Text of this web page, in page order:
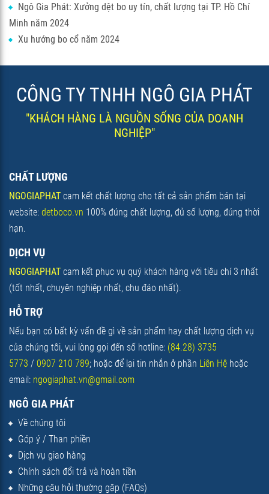
Ngô Gia Phát: Xưởng dệt bo uy tín, chất lượng tại TP. Hồ Chí
Minh năm 2024
Xu hướng bo cổ năm 2024
CÔNG TY TNHH NGÔ GIA PHÁT
"KHÁCH HÀNG LÀ NGUỒN SỐNG CỦA DOANH
NGHIỆP"
CHẤT LƯỢNG
NGOGIAPHAT cam kết chất lượng cho tất cả sản phẩm bán tại
website: detboco.vn 100% đúng chất lượng, đủ số lượng, đúng thời
hạn.
DỊCH VỤ
NGOGIAPHAT cam kết phục vụ quý khách hàng với tiêu chí 3 nhất
(tốt nhất, chuyên nghiệp nhất, chu đáo nhất).
HỖ TRỢ
Nếu bạn có bất kỳ vấn đề gì về sản phẩm hay chất lượng dịch vụ
của chúng tôi, vui lòng gọi đến số hotline: (84.28) 3735
5773 / 0907 210 789; hoặc để lại tin nhắn ở phần Liên Hệ hoặc
email: ngogiaphat.vn@gmail.com
NGÔ GIA PHÁT
Về chúng tôi
Góp ý / Than phiền
Dịch vụ giao hàng
Chính sách đổi trả và hoàn tiền
Những câu hỏi thường gặp (FAQs)